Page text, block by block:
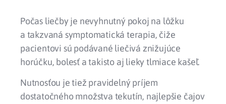
Počas liečby je nevyhnutný pokoj na lôžku
a takzvaná symptomatická terapia, čiže
pacientovi sú podávané liečivá znižujúce
horúčku, bolesť a takisto aj lieky tlmiace kašeľ.
Nutnosťou je tiež pravidelný príjem
dostatočného množstva tekutín, najlepšie čajov